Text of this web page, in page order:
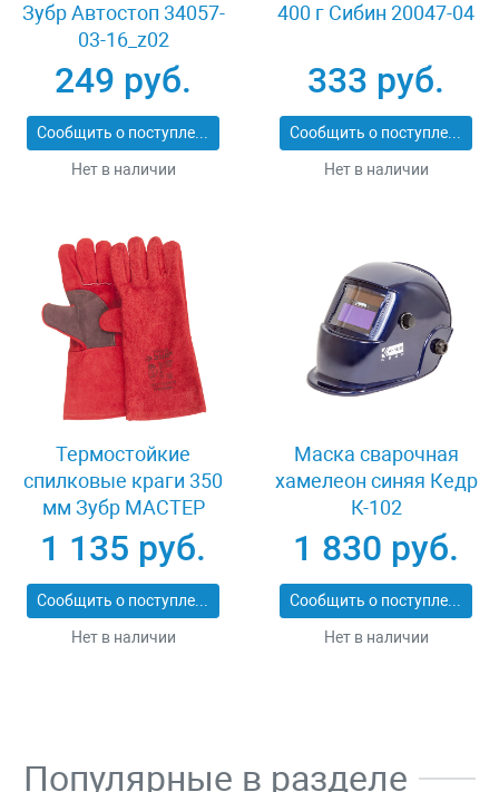
Зубр Автостоп 34057-
03-16_z02
249 руб.
Сообщить о поступлении
Нет в наличии
400 г Сибин 20047-04
333 руб.
Сообщить о поступлении
Нет в наличии
Термостойкие
спилковые краги 350
мм Зубр МАСТЕР
11334-XL
1 135 руб.
Сообщить о поступлении
Нет в наличии
Маска сварочная
хамелеон синяя Кедр
К-102
1 830 руб.
Сообщить о поступлении
Нет в наличии
Популярные в разделе